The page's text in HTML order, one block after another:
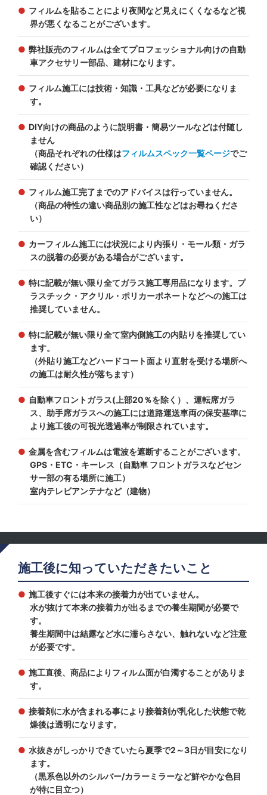
フィルムを貼ることにより夜間など見えにくくなるなど視
界が悪くなることがございます。
弊社販売のフィルムは全てプロフェッショナル向けの自動
車アクセサリー部品、建材になります。
フィルム施工には技術・知識・工具などが必要になりま
す。
DIY向けの商品のように説明書・簡易ツールなどは付随し
ません
（商品それぞれの仕様はフィルムスペック一覧ページでご
確認ください）
フィルム施工完了までのアドバイスは行っていません。
（商品の特性の違い商品別の施工性などはお尋ねくださ
い）
カーフィルム施工には状況により内張り・モール類・ガラ
スの脱着の必要がある場合がございます。
特に記載が無い限り全てガラス施工専用品になります。プ
ラスチック・アクリル・ポリカーポネートなどへの施工は
推奨していません。
特に記載が無い限り全て室内側施工の内貼りを推奨してい
ます。
（外貼り施工などハードコート面より直射を受ける場所へ
の施工は耐久性が落ちます）
自動車フロントガラス(上部20％を除く）、運転席ガラ
ス、助手席ガラスへの施工には道路運送車両の保安基準に
より施工後の可視光透過率が制限されています。
金属を含むフィルムは電波を遮断することがございます。
GPS・ETC・キーレス（自動車 フロントガラスなどセン
サー部の有る場所に施工）
室内テレビアンテナなど（建物）
施工後に知っていただきたいこと
施工後すぐには本来の接着力が出ていません。
水が抜けて本来の接着力が出るまでの養生期間が必要で
す。
養生期間中は結露など水に濡らさない、触れないなど注意
が必要です。
施工直後、商品によりフィルム面が白濁することがありま
す。
接着剤に水が含まれる事により接着剤が乳化した状態で乾
燥後は透明になります。
水抜きがしっかりできていたら夏季で2～3日が目安になり
ます。
（黒系色以外のシルバー/カラーミラーなど鮮やかな色目
が特に目立つ）